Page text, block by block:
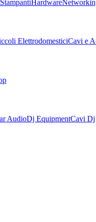
StampantiHardware
ElettrodomesticiCavi e
AudioDj EquipmentCavi Dj